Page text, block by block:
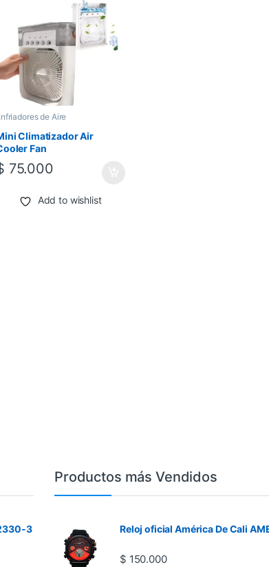
de Aire
Climatizador Air
Fan
75.000
Add to wishlist
3
Productos más Vendidos
Reloj oficial América De Cali
$ 150.000